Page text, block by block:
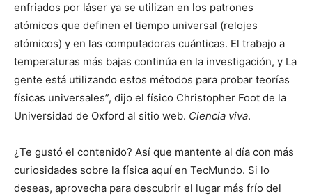
enfriados por láser ya se utilizan en los patrones
atómicos que definen el tiempo universal (relojes
atómicos) y en las computadoras cuánticas. El trabajo a
temperaturas más bajas continúa en la investigación, y La
gente está utilizando estos métodos para probar teorías
físicas universales”, dijo el físico Christopher Foot de la
Universidad de Oxford al sitio web. Ciencia viva.
¿Te gustó el contenido? Así que mantente al día con más
curiosidades sobre la física aquí en TecMundo. Si lo
deseas, aprovecha para descubrir el lugar más frío del